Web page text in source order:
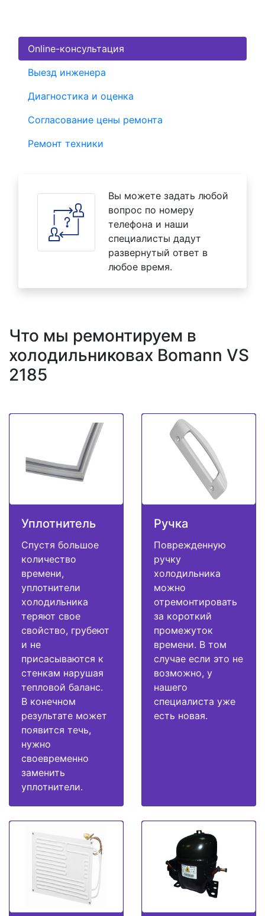
Online-консультация
Выезд инженера
Диагностика и оценка
Согласование цены ремонта
Ремонт техники
Вы можете задать любой
вопрос по номеру
телефона и наши
специалисты дадут
развернутый ответ в
любое время.
Что мы ремонтируем в
холодильниковах Bomann VS
2185
Уплотнитель
Спустя большое
количество
времени,
уплотнители
холодильника
теряют свое
свойство, грубеют
и не
присасываются к
стенкам нарушая
тепловой баланс.
В конечном
результате может
появится течь,
нужно
своевременно
заменить
уплотнители.
Ручка
Поврежденную
ручку
холодильника
можно
отремонтировать
за короткий
промежуток
времени. В том
случае если это не
возможно, у
нашего
специалиста уже
есть новая.